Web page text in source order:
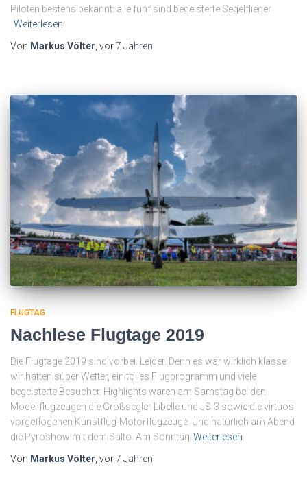
Piloten bestens bekannt: alle fünf sind begeisterte Segelflieger
Weiterlesen
Von Markus Völter , vor7 Jahren
FLUGTAG
Nachlese Flugtage 2019
Die Flugtage 2019 sind vorbei. Leider. Denn es war wirklich klasse:
wir hatten super Wetter, ein tolles Flugprogramm und viele
begeisterte Besucher. Highlights waren am Samstag bei den
Modellflugzeugen die Großsegler Libelle und JS-3 sowie die virtuos
vorgeflogenen Kunstflug-Motorflugzeuge. Und natürlich am Abend
die Pyroshow mit dem Salto. Am Sonntag Weiterlesen
Von Markus Völter , vor7 Jahren